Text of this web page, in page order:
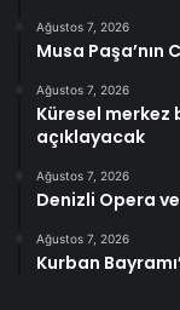
Ağustos 7, 2026
Musa Paşa’nın
Ağustos 7, 2026
Küresel merkez
açıklayacak
Ağustos 7, 2026
Denizli Opera
Ağustos 7, 2026
Kurban